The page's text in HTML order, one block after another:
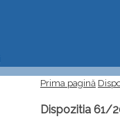
Prima pagină
Dispozitia 61/